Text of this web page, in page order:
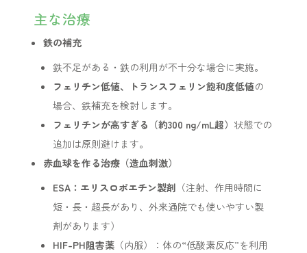
主な治療
鉄の補充
鉄不足がある・鉄の利用が不十分な場合に実施。
フェリチン低値、トランスフェリン飽和度低値の
場合、鉄補充を検討します。
フェリチンが高すぎる（約300 ng/mL超） 状態での
追加は原則避けます。
赤血球を作る治療（造血刺激）
ESA：エリスロポエチン製剤 （注射、作用時間に
短・長・超長があり、外来通院でも使いやすい製
剤があります）
HIF-PH阻害薬 （内服）：体の“低酸素反応”を利用